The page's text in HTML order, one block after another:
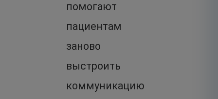
помогают
пациентам
заново
выстроить
коммуникацию